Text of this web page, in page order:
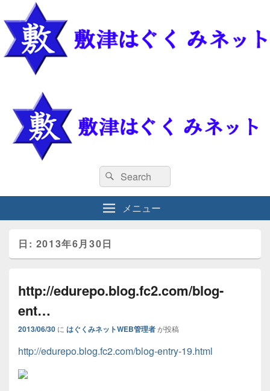
敷津はぐくみネット
検
索
対
象:
検
索
メニュー
日: 2013年6月30日
http://edurepo.blog.fc2.com/blog-
ent…
2013/06/30 に はぐくみネットWEB管理者が投稿
http://edurepo.blog.fc2.com/blog-entry-19.html